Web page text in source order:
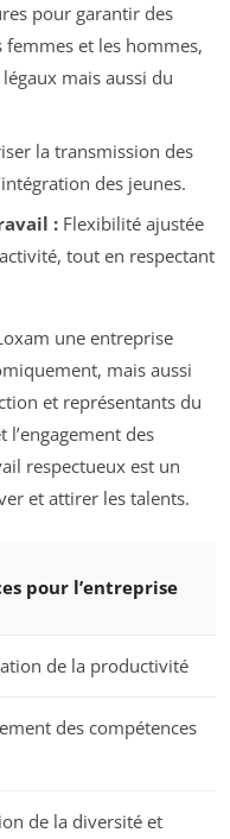
pour garantir des
et les hommes,
mais aussi du
la transmission des
des jeunes.
:Flexibilité ajustée
tout en respectant
une entreprise
mais aussi
et représentants du
des
respectueux est un
et attirer les talents.
pour l’entreprise
de la productivité
des compétences
de la diversité et